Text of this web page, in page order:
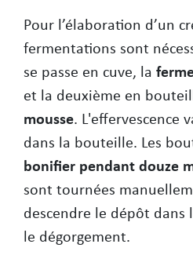
Pour l’élaboration d’un
fermentations sont
se passe en cuve, la
et la deuxième en
mousse. L'effervescence
dans la bouteille. Les
bonifier pendant douze
sont tournées
descendre le dépôt dans
le dégorgement.